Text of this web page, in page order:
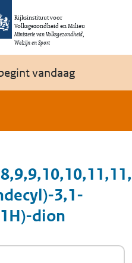
Rijksinstituut voor
Volksgezondheid en Milieu
Ministerie van Volksgezondheid,
Welzijn en Sport
vandaag
3,1-
dion